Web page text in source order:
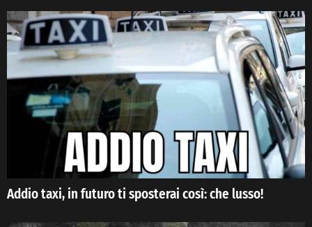
Addio taxi, in futuro ti sposterai così: che lusso!